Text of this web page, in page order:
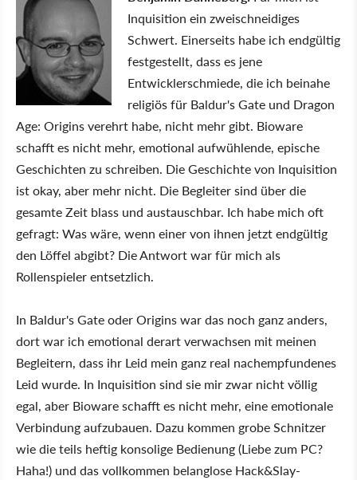
Inquisition ein zweischneidiges
Schwert. Einerseits habe ich endgültig
festgestellt, dass es jene
Entwicklerschmiede, die ich beinahe
religiös für Baldur's Gate und Dragon
Age: Origins verehrt habe, nicht mehr gibt. Bioware
schafft es nicht mehr, emotional aufwühlende, epische
Geschichten zu schreiben. Die Geschichte von Inquisition
ist okay, aber mehr nicht. Die Begleiter sind über die
gesamte Zeit blass und austauschbar. Ich habe mich oft
gefragt: Was wäre, wenn einer von ihnen jetzt endgültig
den Löffel abgibt? Die Antwort war für mich als
Rollenspieler entsetzlich.
In Baldur's Gate oder Origins war das noch ganz anders,
dort war ich emotional derart verwachsen mit meinen
Begleitern, dass ihr Leid mein ganz real nachempfundenes
Leid wurde. In Inquisition sind sie mir zwar nicht völlig
egal, aber Bioware schafft es nicht mehr, eine emotionale
Verbindung aufzubauen. Dazu kommen grobe Schnitzer
wie die teils heftig konsolige Bedienung (Liebe zum PC?
Haha!) und das vollkommen belanglose Hack&Slay-